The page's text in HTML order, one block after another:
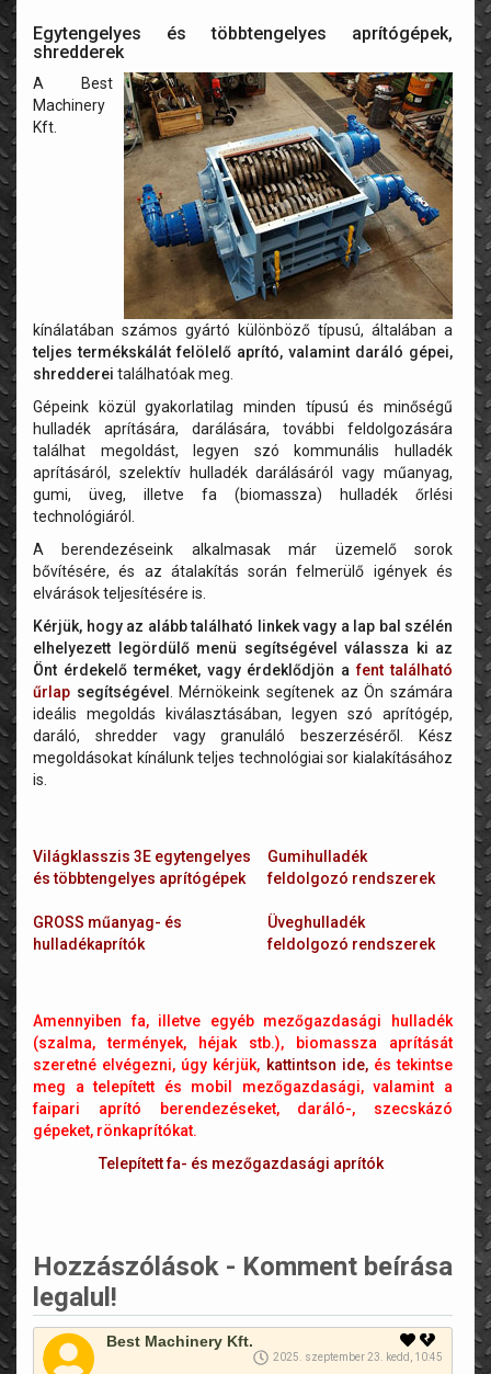
Egytengelyes és többtengelyes aprítógépek,
shredderek
A Best
Machinery
Kft.
kínálatában számos gyártó különböző típusú, általában a
teljes termékskálát felölelő aprító, valamint daráló gépei,
shredderei találhatóak meg.
Gépeink közül gyakorlatilag minden típusú és minőségű
hulladék aprítására, darálására, további feldolgozására
találhat megoldást, legyen szó kommunális hulladék
aprításáról, szelektív hulladék darálásáról vagy műanyag,
gumi, üveg, illetve fa (biomassza) hulladék őrlési
technológiáról.
A berendezéseink alkalmasak már üzemelő sorok
bővítésére, és az átalakítás során felmerülő igények és
elvárások teljesítésére is.
Kérjük, hogy az alább található linkek vagy a lap bal szélén
elhelyezett legördülő menü segítségével válassza ki az
Önt érdekelő terméket, vagy érdeklődjön afent található
űrlap segítségével
. Mérnökeink segítenek az Ön számára
ideális megoldás kiválasztásában, legyen szó aprítógép,
daráló, shredder vagy granuláló beszerzéséről. Kész
megoldásokat kínálunk teljes technológiai sor kialakításához
is.
Világklasszis 3E egytengelyes
és többtengelyes aprítógépek
Gumihulladék
feldolgozó rendszerek
GROSS műanyag- és
hulladékaprítók
Üveghulladék
feldolgozó rendszerek
Amennyiben fa, illetve egyéb mezőgazdasági hulladék
(szalma, termények, héjak stb.), biomassza aprítását
szeretné elvégezni, úgy kérjük, kattintson ide,és tekintse
meg a telepített és mobil mezőgazdasági, valamint a
faipari aprító berendezéseket, daráló-, szecskázó
gépeket, rönkaprítókat.
Telepített fa- és mezőgazdasági aprítók
Hozzászólások - Komment beírása
legalul!
Best Machinery Kft.
2025. szeptember 23. kedd, 10:45